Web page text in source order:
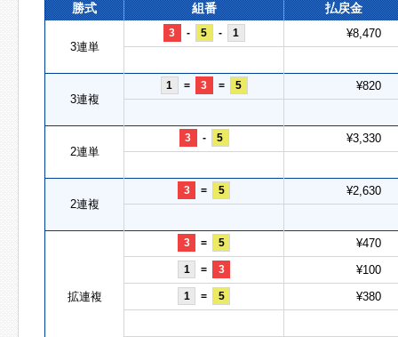
勝式 組番 払戻金
3連単
3 - 5 - 1 ¥8,470
3連複
1 = 3 = 5 ¥820
2連単
3 - 5 ¥3,330
2連複
3 = 5 ¥2,630
拡連複
3 = 5 ¥470
1 = 3 ¥100
1 = 5 ¥380